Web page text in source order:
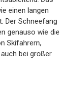
einen langen
Der Schneefang
genauso wie die
Skifahrern,
bei großer